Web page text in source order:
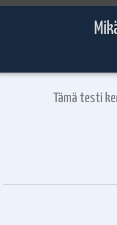
Tämä testi